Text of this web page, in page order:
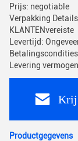
Prijs: negotiable
Verpakking
KLANTENvereiste
Levertijd:
Levering
Productgegevens